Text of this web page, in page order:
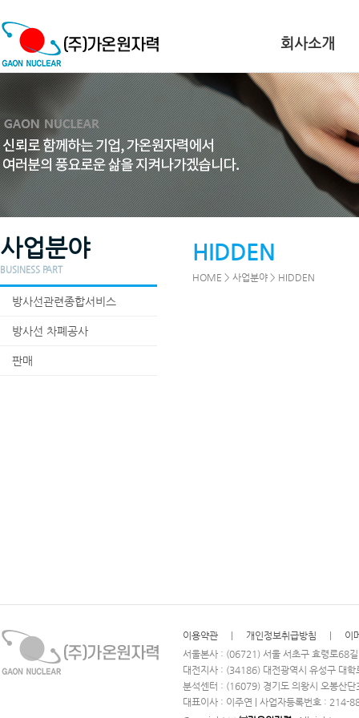
회사소개
사업분야
BUSINESS PART
방사선관련종합서비스
방사선 차폐공사
판매
HIDDEN
HOME > 사업분야 > HIDDEN
이용약관 개인정보취급방침
이
서울본사 : (06721) 서울 서초구 효령로
대전지사 : (34186) 대전광역시 유성구 대
분석센터 : (16079) 경기도 의왕시 오봉산
대표이사 : 이주연 | 사업자등록번호 : 214-